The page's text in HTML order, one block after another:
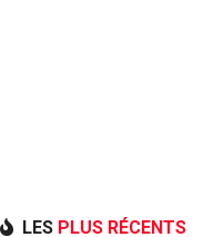
LES PLUS RÉCENTS